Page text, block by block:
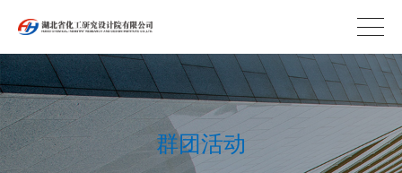
群团活动